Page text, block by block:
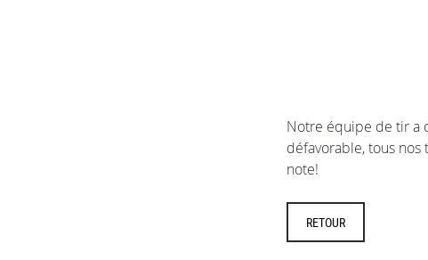
Notre équipe de tir a
défavorable, tous
note!
RETOUR